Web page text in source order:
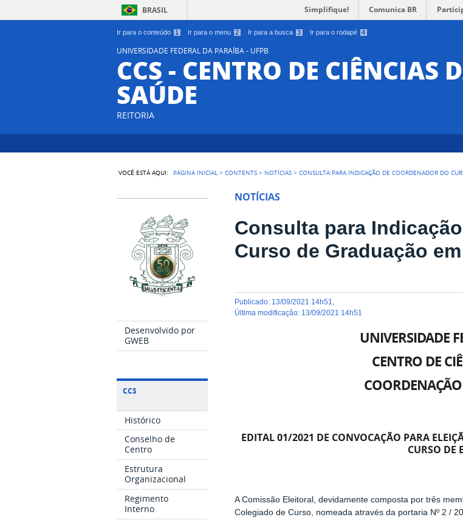
Ir para o conteúdo 1 Ir para o menu 2 Ir para a busca 3 Ir para o rodapé 4
BRASIL Simplifique! Comunica BR
UNIVERSIDADE FEDERAL DA PARAÍBA - UFPB
CCS - CENTRO DE CIÊNCIAS
SAÚDE
REITORIA
VOCÊ ESTÁ AQUI: PÁGINA INICIAL >CONTENTS > NOTÍCIAS >CONSULTA PARA INDICAÇÃO DE COORDENADOR DO
Desenvolvido por
GWEB
CCS
Histórico
Conselho de
Centro
Estrutura
Organizacional
Regimento
Interno
NOTÍCIAS
Consulta para
Curso de Graduação
publicado: 13/09/2021 14h51
última modificação: 13/09/2021 14h51
UNIVERSIDADE
CENTRO DE
EDITAL 01/2021 DE CONVOCAÇÃO PARA
CURSO DE
A Comissão Eleitoral, devidamente composta por três
Colegiado de Curso, nomeada através da portaria Nº 2 /